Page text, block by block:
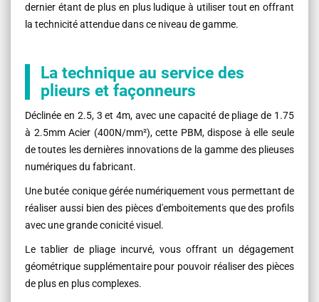
dernier étant de plus en plus ludique à utiliser tout en offrant
la technicité attendue dans ce niveau de gamme.
La technique au service des
plieurs et façonneurs
Déclinée en 2.5, 3 et 4m, avec une capacité de pliage de 1.75
à 2.5mm Acier (400N/mm²), cette PBM, dispose à elle seule
de toutes les dernières innovations de la gamme des plieuses
numériques du fabricant.
Une butée conique gérée numériquement vous permettant de
réaliser aussi bien des pièces d'emboitements que des profils
avec une grande conicité visuel.
Le tablier de pliage incurvé, vous offrant un dégagement
géométrique supplémentaire pour pouvoir réaliser des pièces
de plus en plus complexes.